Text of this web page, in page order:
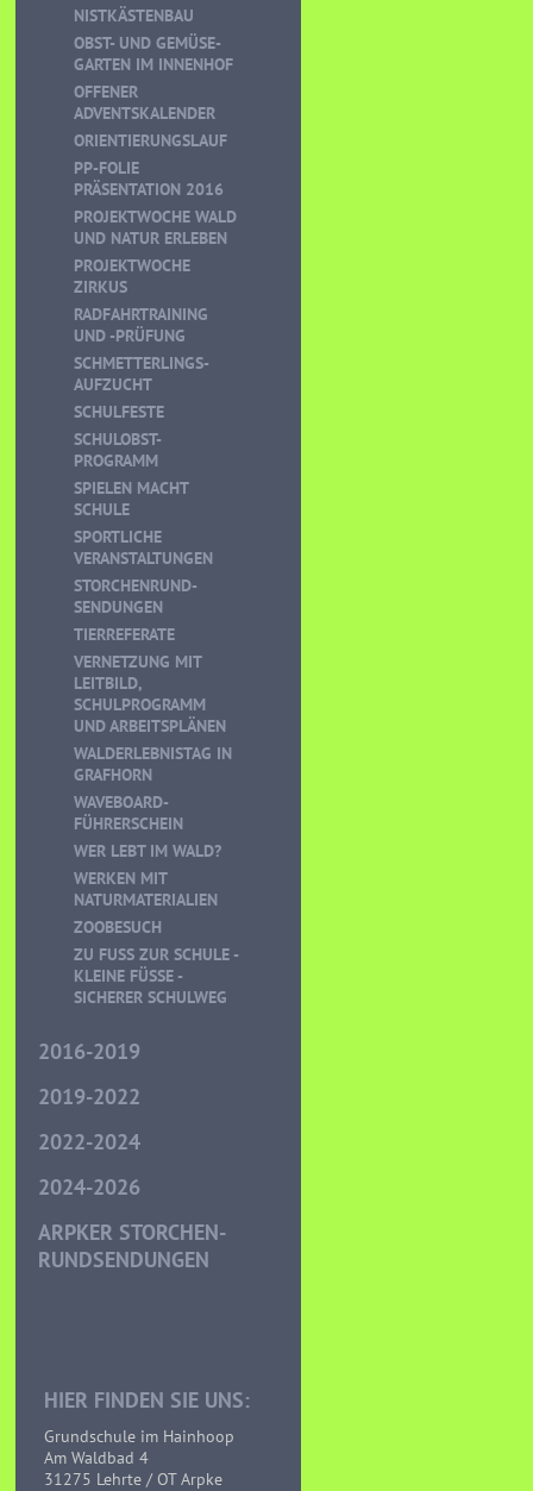
NISTKÄSTENBAU
OBST- UND GEMÜSE-
GARTEN IM INNENHOF
OFFENER
ADVENTSKALENDER
ORIENTIERUNGSLAUF
PP-FOLIE
PRÄSENTATION 2016
PROJEKTWOCHE WALD
UND NATUR ERLEBEN
PROJEKTWOCHE
ZIRKUS
RADFAHRTRAINING
UND -PRÜFUNG
SCHMETTERLINGS-
AUFZUCHT
SCHULFESTE
SCHULOBST-
PROGRAMM
SPIELEN MACHT
SCHULE
SPORTLICHE
VERANSTALTUNGEN
STORCHENRUND-
SENDUNGEN
TIERREFERATE
VERNETZUNG MIT
LEITBILD,
SCHULPROGRAMM
UND ARBEITSPLÄNEN
WALDERLEBNISTAG IN
GRAFHORN
WAVEBOARD-
FÜHRERSCHEIN
WER LEBT IM WALD?
WERKEN MIT
NATURMATERIALIEN
ZOOBESUCH
ZU FUSS ZUR SCHULE - K
LEINE FÜSSE - SI
CHERER SCHULWEG
2016-2019
2019-2022
2022-2024
2024-2026
ARPKER STORCHEN-
RUNDSENDUNGEN
HIER FINDEN SIE UNS:
Grundschule im Hainhoop
Am Waldbad 4
31275 Lehrte / OT Arpke